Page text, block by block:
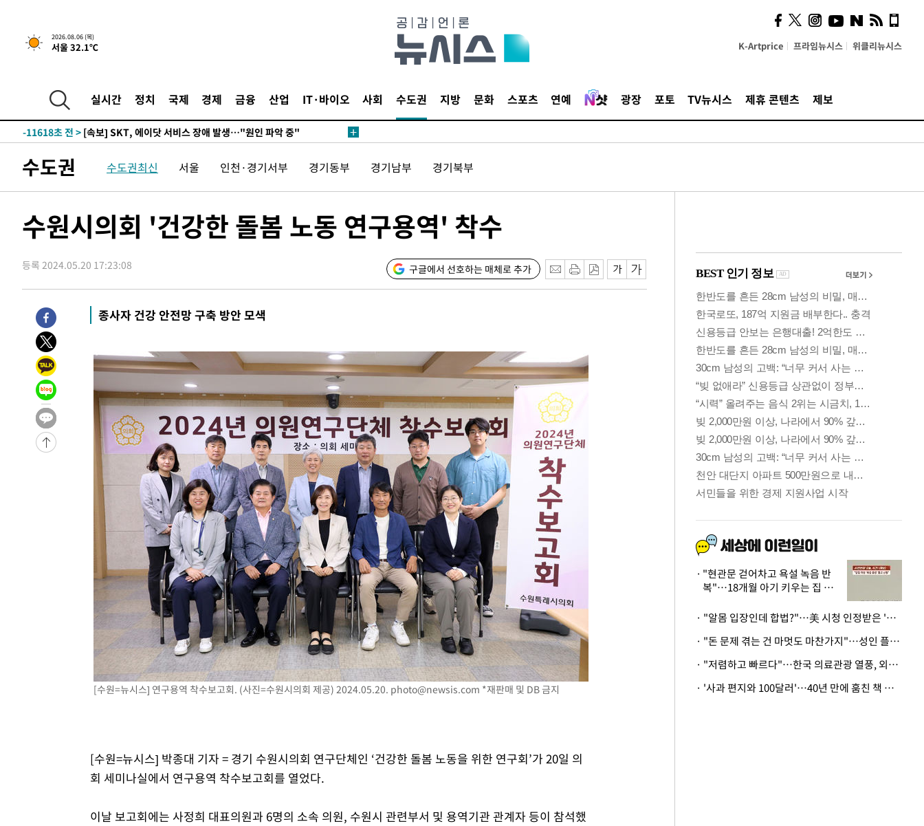
2026.08.06 (목)
서울 32.1℃ K-Artprice 프라임뉴시스 위클리뉴시스
실시간 정치 국제 경제 금융 산업 IT·바이오 사회 수도권 지방 문화 스포츠 연예 광장 포토 TV뉴시스 제휴 콘텐츠 제보
-29159초 전 >축구협회, 15년 전 심판 성 접대 파문에 "현재는 내부 지침 준수"
-27844초 전 >경찰, '홍명보는 2순위' 결론냈던 스포츠윤리센터도 압수수색
-13188초 전 >
日방위성, 北이 동해로 쏜 발사체는 탄도미사일 가능성
-11618초 전 >
-11024초 전 > [속보]합참 "북, 동해상으로 미상 발사체 발사"
-10379초 전 >
[속보]7~9일 프로야구 3연전도 폭염 취소…11일 재개
-10041초 전 >"韓 외환시장 개입 관측 배경엔 美의 대한국 무역적자 있어"
-9708초 전 >서울 낮 37.9도, 올여름 최고치 경신…영등포 순간 '40도'
-5365초 전 >[속보]코스닥, 800p 회복…0.26% 오른 801.67 마감
-5295초 전 >[속보]코스피, 301.88포인트(4.58%) 내린 6296.38 마감
-5160초 전 >
[속보]원·달러 환율, 0.7원 내린 1423.8원 마감
-2759초 전 >
"여기 떨어졌다"…다누리, 스페이스X 로켓 달 충돌 흔적 포착
3분 전 >손흥민, 5경기 연속골 실패…LAFC는 승부차기 끝 과달라하라 격파
2시간 전 >
내일까지 39도 '펄펄'…기상청 "태풍 지나며 폭염 잠시 꺾인다"
-30950초 전 >
'월드컵 탈락 후폭풍' 축구협회…11시간 걸린 초유의 압수수색(종
-30386초 전 >
[속보] 뉴욕증시, 혼조 출발…나스닥 0.3%↓, 다우 0.14%↑
-29179초 전 >
축구협회, 15년 전 심판 성 접대 파문에 "현재는 내부 지침 준수"
-27864초 전 >
경찰, '홍명보는 2순위' 결론냈던 스포츠윤리센터도 압수수색
[속보]합참 "北 발사체는 단거리탄도미사일…감시·경계태세 강
日방위성, 北이 동해로 쏜 발사체는 탄도미사일 가능성
[속보] SKT, 에이닷 서비스 장애 발생…"원인 파악 중"
[속보]합참 "북, 동해상으로 미상 발사체 발사"
'낮 최고 39도' 불볕더위…한밤 열대야도 계속[내일날씨]
[속보]7~9일 프로야구 3연전도 폭염 취소…11일 재개
"韓 외환시장 개입 관측 배경엔 美의 대한국 무역적자 있어"
'월드컵 탈락 후폭풍' 축구협회…초유의 압수수색에 '충격·당황'
서울 낮 37.9도, 올여름 최고치 경신…영등포 순간 '40도'
[속보]종합특검, 대검 추가 압수수색…내란 중요임무종사 혐의
[속보]코스닥, 800p 회복…0.26% 오른 801.67 마감
[속보]코스피, 301.88포인트(4.58%) 내린 6296.38 마감
[속보]원·달러 환율, 0.7원 내린 1423.8원 마감
수도권 수도권최신 서울 인천·경기서부 경기동부 경기남부 경기북부
수원시의회 '건강한 돌봄 노동 연구용역' 착수
등록 2024.05.20 17:23:08 구글에서 선호하는 매체로 추가
종사자 건강 안전망 구축 방안 모색
[수원=뉴시스] 연구용역 착수보고회. (사진=수원시의회 제공) 2024.05.20. photo@newsis.com *재판매 및 DB 금지
[수원=뉴시스] 박종대 기자 = 경기 수원시의회 연구단체인 ‘건강한 돌봄 노동을 위한 연구회’가 20일 의
회 세미나실에서 연구용역 착수보고회를 열었다.
이날 보고회에는 사정희 대표의원과 6명의 소속 의원, 수원시 관련부서 및 용역기관 관계자 등이 참석했
의견, 국토부·LH에 충실히
전달할 것"
"현관문 걷어차고 욕설 녹음 반
복"…18개월 아기 키우는 집 뒤
· "알몸 입장인데 합법?"…美 시청 인정받은 '누드' 레스토랑 화제
· "돈 문제 겪는 건 마멋도 마찬가지"…성인 플랫폼에 등장한 뜻밖의 스타
· "저렴하고 빠르다"…한국 의료관광 열풍, 외신도 주목
· '사과 편지와 100달러'…40년 만에 훔친 책 돌려준 美 절도범